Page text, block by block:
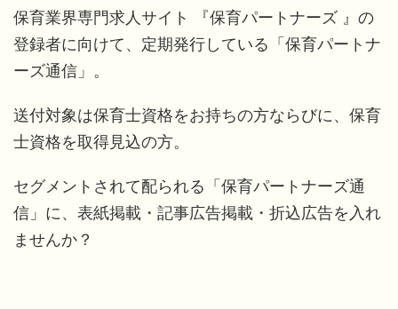
保育業界専門求人サイト 『保育パートナーズ 』の
登録者に向けて、定期発行している「保育パートナ
ーズ通信」。
送付対象は保育士資格をお持ちの方ならびに、保育
士資格を取得見込の方。
セグメントされて配られる「保育パートナーズ通
信」に、表紙掲載・記事広告掲載・折込広告を入れ
ませんか？